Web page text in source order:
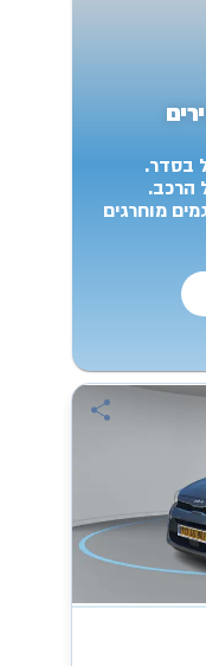
בסדר.
הרכב.
מוחרגים